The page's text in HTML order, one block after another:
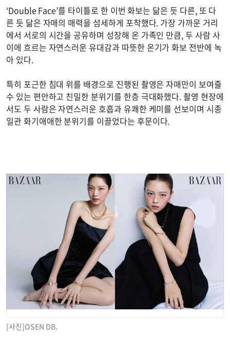
‘Double Face’를 타이틀로 한 이번 화보는 닮은 듯 다른, 또 다
른 듯 닮은 자매의 매력을 섬세하게 포착했다. 가장 가까운 거리
에서 서로의 시간을 공유하며 성장해 온 가족인 만큼, 두 사람 사
이에 흐르는 자연스러운 유대감과 따뜻한 온기가 화보 전반에 녹
아 있다.
특히 포근한 침대 위를 배경으로 진행된 촬영은 자매만이 보여줄
수 있는 편안하고 친밀한 분위기를 한층 극대화했다. 촬영 현장에
서도 두 사람은 자연스러운 호흡과 유쾌한 케미를 선보이며 시종
일관 화기애애한 분위기를 이끌었다는 후문이다.
[사진]OSEN DB.